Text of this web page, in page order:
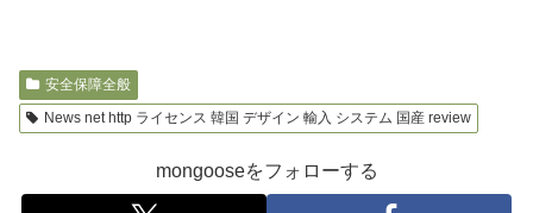
安全保障全般
News net http ライセンス 韓国 デザイン 輸入 システム 国産 review
mongooseをフォローする